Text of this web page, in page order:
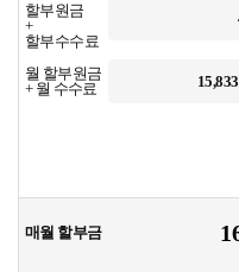
할부원금
+
할부수수료
월 할부원금
+ 월 수수료
15,833
매월 할부금